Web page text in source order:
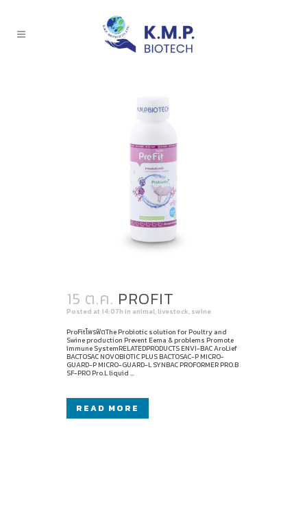
15 ต.ค. PROFIT
Posted at 14:07h in animal, livestock, swine
ProFitโพรฟิตThe Probiotic solution for Poultry and
Swine production Prevent Eema & problems Promote
immune SystemRELATEDPRODUCTS ENVI-BAC AroLief
BACTOSAC NOVOBIOTIC PLUS BACTOSAC-P MICRO-
GUARD-P MICRO-GUARD-L SYNBAC PROFORMER PRO.B
SF-PRO Pro.L liquid ...
READ MORE